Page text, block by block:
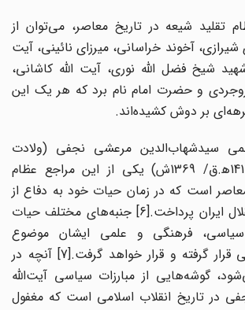
تقلید شیعه در تاریخ معاصر، می‌توان از
آخوند خراسانی، میرزای نائینی، آیت
شیخ فضل الله نوری، آیت الله کاشانی،
و حضرت امام نام برد که هر یک این
بر دوش کشیده‌اند.
سیدشهاب‌الدین مرعشی نجفی (ولادت
1315ه‍.ق، رحلت 1411ه‍.ق/ 1369ش) یکی از این مراجع عظام
است که در زمان حیات خود به دفاع از
ایران پرداخت. [6] جنبه‌های مختلف حیات
فرهنگی و علمی ایشان موضوع
گرفته و قرار خواهد گرفت. [7] آنچه در
گوشه‌هایی از مبارزات سیاسی آیت‌الله
در تاریخ انقلاب اسلامی است که مغفول